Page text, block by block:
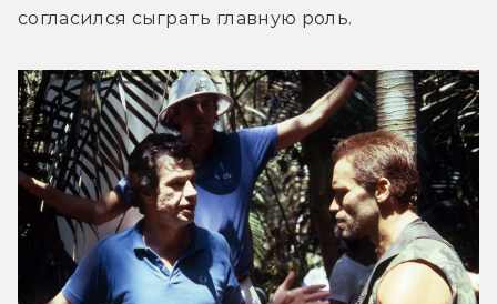
согласился сыграть главную роль.